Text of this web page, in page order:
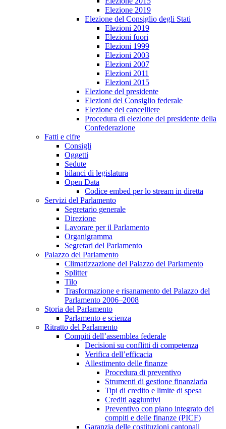
Elezione 2019
Elezione del Consiglio degli Stati
Elezioni 2019
Elezioni fuori
Elezioni 1999
Elezioni 2003
Elezioni 2007
Elezioni 2011
Elezioni 2015
Elezione del presidente
Elezioni del Consiglio federale
Elezione del cancelliere
Procedura di elezione del presidente della
Confederazione
Fatti e cifre
Consigli
Oggetti
Sedute
bilanci di legislatura
Open Data
Codice embed per lo stream in diretta
Servizi del Parlamento
Segretario generale
Direzione
Lavorare per il Parlamento
Organigramma
Segretari del Parlamento
Palazzo del Parlamento
Climatizzazione del Palazzo del Parlamento
Splitter
Tilo
Trasformazione e risanamento del Palazzo del
Parlamento 2006–2008
Storia del Parlamento
Parlamento e scienza
Ritratto del Parlamento
Compiti dell’assemblea federale
Decisioni su conflitti di competenza
Verifica dell’efficacia
Allestimento delle finanze
Procedura di preventivo
Strumenti di gestione finanziaria
Tipi di credito e limite di spesa
Crediti aggiuntivi
Preventivo con piano integrato dei
compiti e delle finanze (PICF)
Garanzia delle costituzioni cantonali